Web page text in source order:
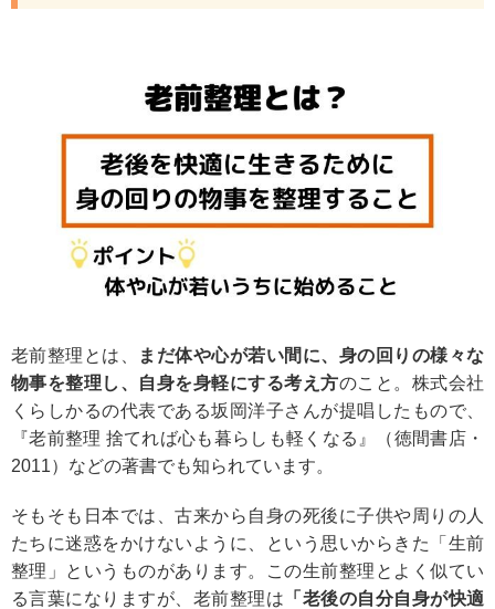
老前整理とは、
まだ体や心が若い間に、身の回りの様々な
物事を整理し、自身を身軽にする考え方のこと。株式会社
くらしかるの代表である坂岡洋子さんが提唱したもので、
『老前整理 捨てれば心も暮らしも軽くなる』（徳間書店・
2011）などの著書でも知られています。
そもそも日本では、古来から自身の死後に子供や周りの人
たちに迷惑をかけないように、という思いからきた「生前
整理」というものがあります。この生前整理とよく似てい
る言葉になりますが、老前整理は 「老後の自分自身が快適